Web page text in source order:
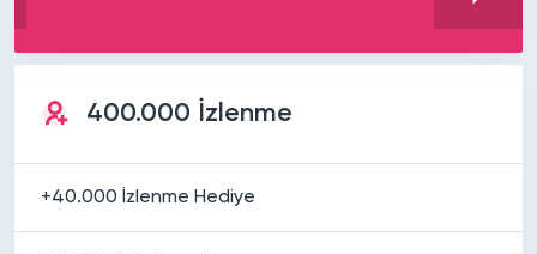
400.000 İzlenme
+40.000 İzlenme Hediye